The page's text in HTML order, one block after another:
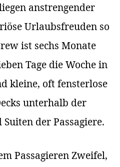
anstrengender
Urlaubsfreuden so
ist sechs Monate
Tage die Woche in
kleine, oft fensterlose
unterhalb der
der Passagiere.
Passagieren Zweifel,